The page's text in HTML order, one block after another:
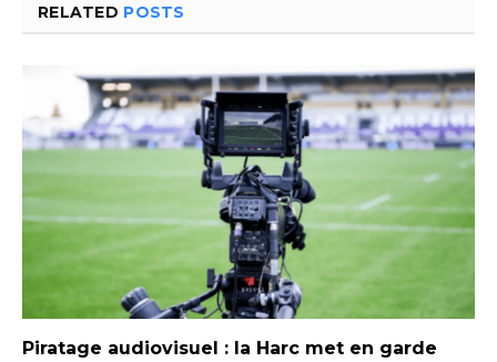
RELATED POSTS
Piratage audiovisuel : la Harc met en garde